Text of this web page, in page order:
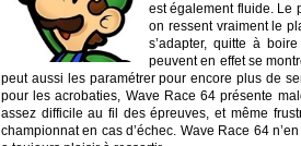
est également fluide. Le
on ressent vraiment le
s’adapter, quitte à
peuvent en effet se
peut aussi les paramétrer pour encore plus de
pour les acrobaties, Wave Race 64 présente
assez difficile au fil des épreuves, et même
championnat en cas d’échec. Wave Race 64